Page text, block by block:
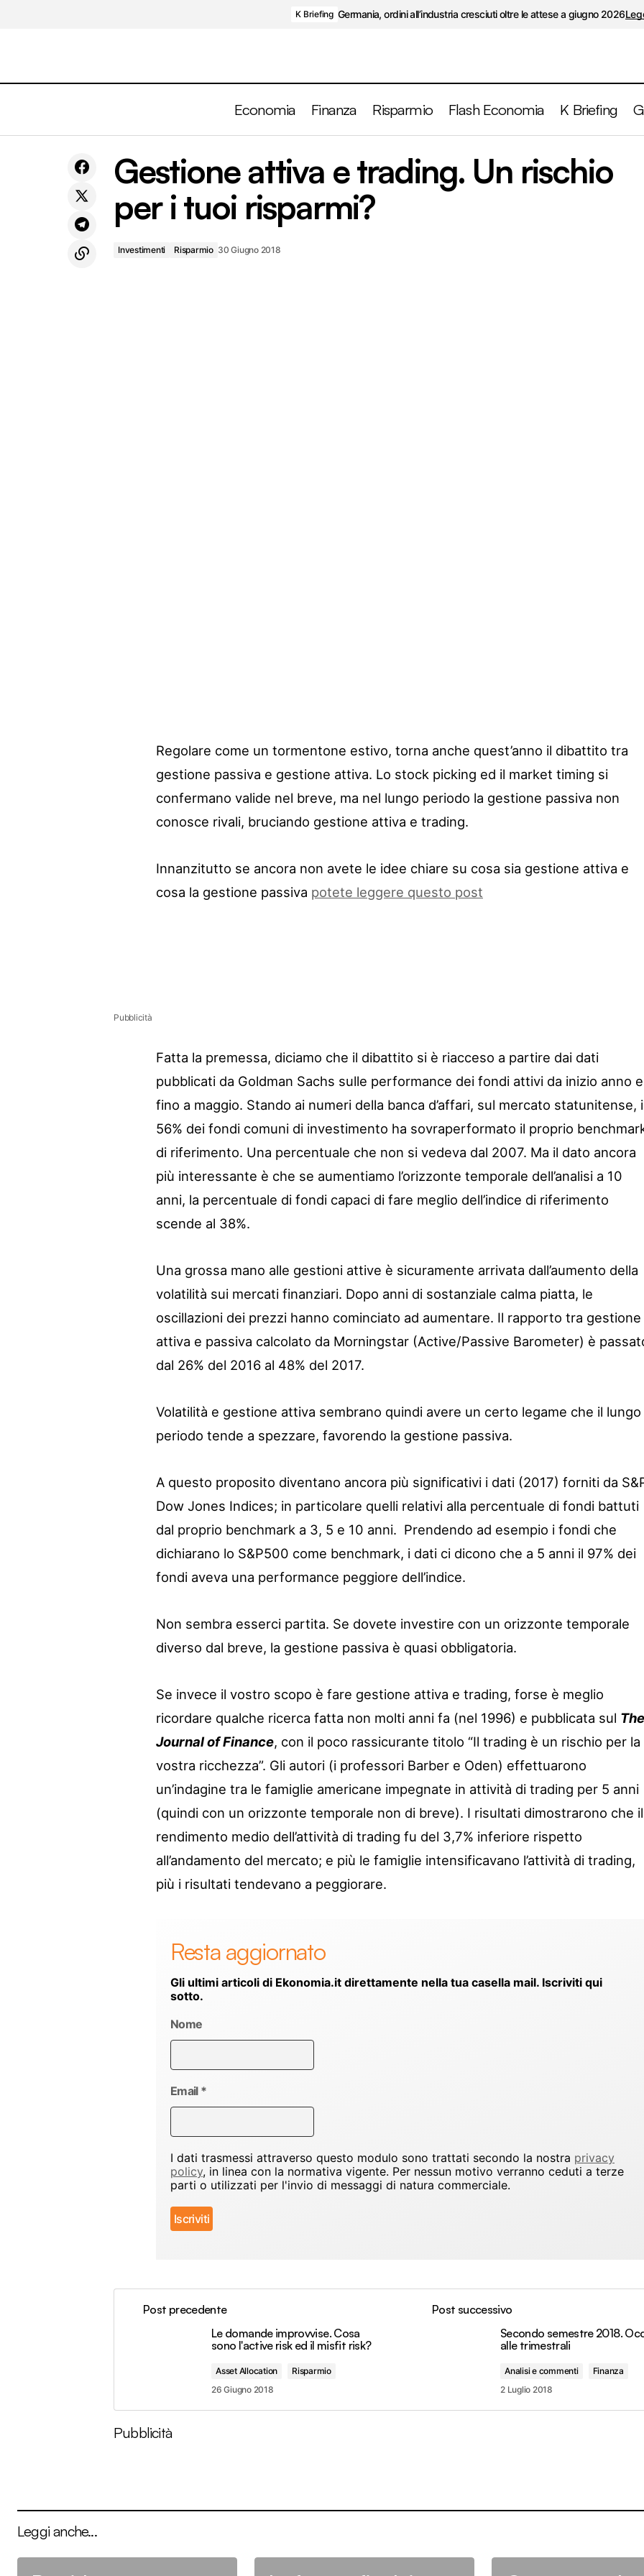
K Briefing Germania, ordini all’industria cresciuti oltre le attese a giugno 2026
Economia Finanza Risparmio Flash Economia K Briefing
l'active risk ed il misfit risk?
Investimenti Gestione attiva e trading. Un rischio per i tuoi
Gestione attiva e trading. Un rischio
per i tuoi risparmi?
Investimenti Risparmio 30 Giugno 2018
Regolare come un tormentone estivo, torna anche quest’anno il dibattito tra
gestione passiva e gestione attiva. Lo stock picking ed il market timing si
confermano valide nel breve, ma nel lungo periodo la gestione passiva non
conosce rivali, bruciando gestione attiva e trading.
Innanzitutto se ancora non avete le idee chiare su cosa sia gestione attiva e
cosa la gestione passiva potete leggere questo post
Pubblicità
Fatta la premessa, diciamo che il dibattito si è riacceso a partire dai dati
pubblicati da Goldman Sachs sulle performance dei fondi attivi da inizio anno e
fino a maggio. Stando ai numeri della banca d’affari, sul mercato statunitense,
56% dei fondi comuni di investimento ha sovraperformato il proprio
di riferimento. Una percentuale che non si vedeva dal 2007. Ma il dato ancora
più interessante è che se aumentiamo l’orizzonte temporale dell’analisi a 10
anni, la percentuale di fondi capaci di fare meglio dell’indice di riferimento
scende al 38%.
Una grossa mano alle gestioni attive è sicuramente arrivata dall’aumento della
volatilità sui mercati finanziari. Dopo anni di sostanziale calma piatta, le
oscillazioni dei prezzi hanno cominciato ad aumentare. Il rapporto tra gestione
attiva e passiva calcolato da Morningstar (Active/Passive Barometer) è
dal 26% del 2016 al 48% del 2017.
Volatilità e gestione attiva sembrano quindi avere un certo legame che il lungo
periodo tende a spezzare, favorendo la gestione passiva.
A questo proposito diventano ancora più significativi i dati (2017) forniti da
Dow Jones Indices; in particolare quelli relativi alla percentuale di fondi battuti
dal proprio benchmark a 3, 5 e 10 anni. Prendendo ad esempio i fondi che
dichiarano lo S&P500 come benchmark, i dati ci dicono che a 5 anni il 97% dei
fondi aveva una performance peggiore dell’indice.
Non sembra esserci partita. Se dovete investire con un orizzonte temporale
diverso dal breve, la gestione passiva è quasi obbligatoria.
Se invece il vostro scopo è fare gestione attiva e trading, forse è meglio
ricordare qualche ricerca fatta non molti anni fa (nel 1996) e pubblicata sul The
Journal of Finance, con il poco rassicurante titolo “Il trading è un rischio per la
vostra ricchezza”. Gli autori (i professori Barber e Oden) effettuarono
un’indagine tra le famiglie americane impegnate in attività di trading per 5 anni
(quindi con un orizzonte temporale non di breve). I risultati dimostrarono che il
rendimento medio dell’attività di trading fu del 3,7% inferiore rispetto
all’andamento del mercato; e più le famiglie intensificavano l’attività di trading,
più i risultati tendevano a peggiorare.
Resta aggiornato
Gli ultimi articoli di Ekonomia.it direttamente nella tua casella mail. Iscriviti qui
sotto.
Nome
Email *
I dati trasmessi attraverso questo modulo sono trattati secondo la nostra privacy
policy, in linea con la normativa vigente. Per nessun motivo verranno ceduti a terze
parti o utilizzati per l'invio di messaggi di natura commerciale.
Post precedente
Le domande improvvise. Cosa
sono l'active risk ed il misfit risk?
Asset Allocation
Risparmio
26 Giugno 2018
Post successivo
Secondo semestre 2018.
alle trimestrali
Analisi e commenti
Finanza
2 Luglio 2018
Pubblicità
Leggi anche...